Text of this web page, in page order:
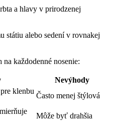
a hlavy v prirodzenej
státiu alebo sedení v rovnakej
každodenné nosenie:
Nevýhody
klenbu
Často menej štýlová
Môže byť drahšia